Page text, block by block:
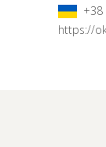
+38
https://